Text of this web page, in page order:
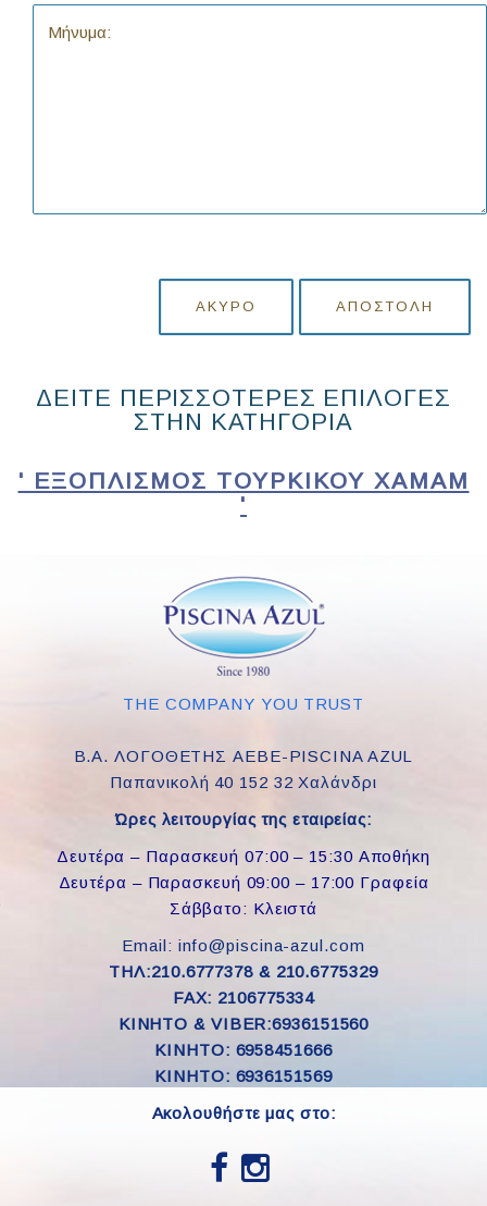
ΆΚΥΡΟ ΑΠΟΣΤΟΛΉ
ΔΕΙΤΕ ΠΕΡΙΣΣΟΤΕΡΕΣ ΕΠΙΛΟΓΕΣ
ΣΤΗΝ ΚΑΤΗΓΟΡΙΑ
' ΕΞΟΠΛΙΣΜΌΣ ΤΟΎΡΚΙΚΟΥ ΧΑΜΆΜ
'
THE COMPANY YOU TRUST
Β.Α. ΛΟΓΟΘΕΤΗΣ ΑΕΒΕ-PISCINA AZUL
Παπανικολή 40 152 32 Χαλάνδρι
Ώρες λειτουργίας της εταιρείας:
Δευτέρα – Παρασκευή 07:00 – 15:30 Αποθήκη
Δευτέρα – Παρασκευή 09:00 – 17:00 Γραφεία
Σάββατο: Κλειστά
Email: info@piscina-azul.com
ΤΗΛ:210.6777378 & 210.6775329
FAX: 2106775334
ΚΙΝΗΤΟ & VIBER:6936151560
KINHTO: 6958451666
KINHTO: 6936151569
Ακολουθήστε μας στο: